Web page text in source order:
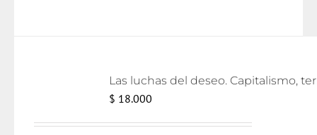
Las
$ 18.000